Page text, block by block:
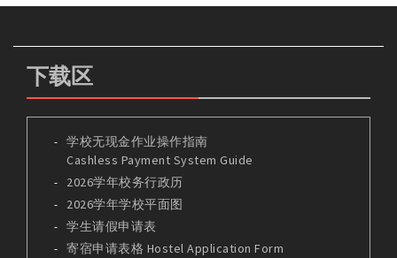
下载区
学校无现金作业操作指南
Cashless Payment System Guide
2026学年校务行政历
2026学年学校平面图
学生请假申请表
寄宿申请表格 Hostel Application Form